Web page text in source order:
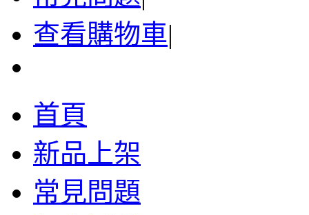
查看購物車|
首頁
新品上架
常見問題